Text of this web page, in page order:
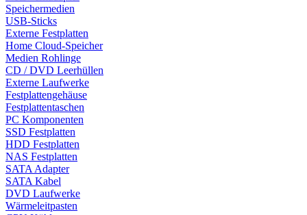
Speichermedien
USB-Sticks
Externe Festplatten
Home Cloud-Speicher
Medien Rohlinge
CD / DVD Leerhüllen
Externe Laufwerke
Festplattengehäuse
Festplattentaschen
PC Komponenten
SSD Festplatten
HDD Festplatten
NAS Festplatten
SATA Adapter
SATA Kabel
DVD Laufwerke
Wärmeleitpasten